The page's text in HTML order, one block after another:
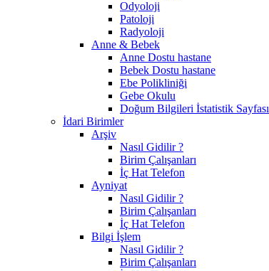
Odyoloji
Patoloji
Radyoloji
Anne & Bebek
Anne Dostu hastane
Bebek Dostu hastane
Ebe Polikliniği
Gebe Okulu
Doğum Bilgileri İstatistik Sayfası
İdari Birimler
Arşiv
Nasıl Gidilir ?
Birim Çalışanları
İç Hat Telefon
Ayniyat
Nasıl Gidilir ?
Birim Çalışanları
İç Hat Telefon
Bilgi İşlem
Nasıl Gidilir ?
Birim Çalışanları